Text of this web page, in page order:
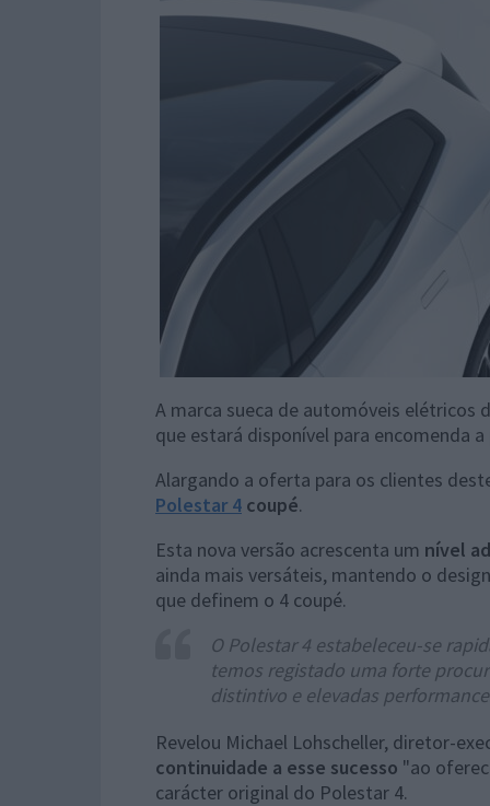
A marca sueca de automóveis elétricos
que estará disponível para encomenda
Alargando a oferta para os clientes
Polestar 4 coupé.
Esta nova versão acrescenta um nível
ainda mais versáteis, mantendo o
que definem o 4 coupé.
O Polestar 4 estabeleceu-se
temos registado uma forte
distintivo e elevadas
Revelou Michael Lohscheller, diretor-
continuidade a esse sucesso "ao
carácter original do Polestar 4.